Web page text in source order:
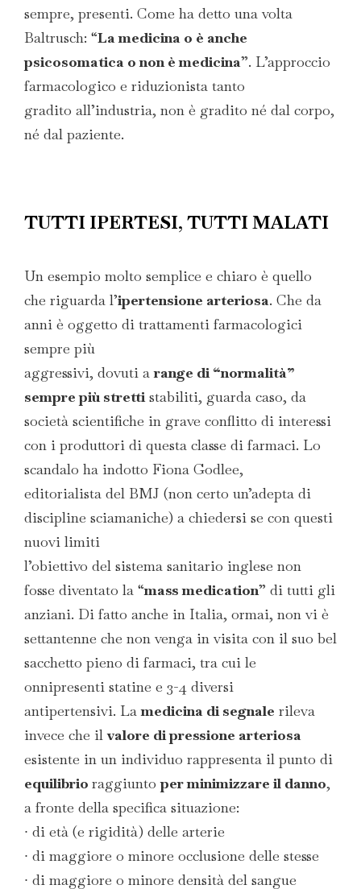
sempre, presenti. Come ha detto una volta
Baltrusch: “La medicina o è anche
psicosomatica o non è medicina”. L’approccio
farmacologico e riduzionista tanto
gradito all’industria, non è gradito né dal corpo,
né dal paziente.
TUTTI IPERTESI, TUTTI MALATI
Un esempio molto semplice e chiaro è quello
che riguarda l’ipertensione arteriosa. Che da
anni è oggetto di trattamenti farmacologici
sempre più
aggressivi, dovuti arange di “normalità”
sempre più strettistabiliti, guarda caso, da
società scientifiche in grave conflitto di interessi
con i produttori di questa classe di farmaci. Lo
scandalo ha indotto Fiona Godlee,
editorialista del BMJ (non certo un’adepta di
discipline sciamaniche) a chiedersi se con questi
nuovi limiti
l’obiettivo del sistema sanitario inglese non
fosse diventato la “mass medication” di tutti gli
anziani. Di fatto anche in Italia, ormai, non vi è
settantenne che non venga in visita con il suo bel
sacchetto pieno di farmaci, tra cui le
onnipresenti statine e 3-4 diversi
antipertensivi. Lamedicina di segnale rileva
invece che ilvalore di pressione arteriosa
esistente in un individuo rappresenta il punto di
equilibrio raggiuntoper minimizzare il danno,
a fronte della specifica situazione:
∙ di età (e rigidità) delle arterie
∙ di maggiore o minore occlusione delle stesse
∙ di maggiore o minore densità del sangue